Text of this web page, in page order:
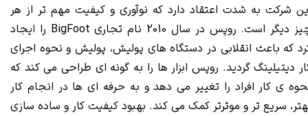
شرکت به شدت اعتقاد دارد که نوآوری و کیفیت مهم تر از هر
چیز دیگر است. روپس در سال 2010 نام تجاری BigFoot را ایجاد
که باعث انقلابی در دستگاه های پولیش، پولیش و نحوه اجرای
دیتیلینگ گردید. روپس ابزار ها را به گونه ای طراحی می کند که
ی کار افراد را تغییر می دهد و به حرفه ای ها در انجام کار
سریع تر و موثرتر کمک می کند. بهبود کیفیت کار و ساده سازی